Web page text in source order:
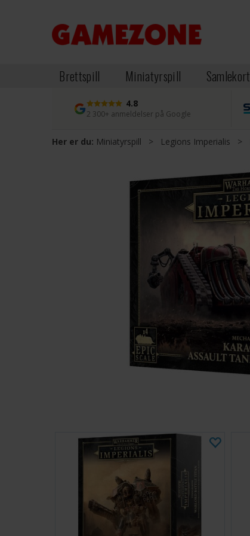
Brettspill Miniatyrspill Samlekort
4.8
2 300+ anmeldelser på Google
Her er du: Miniatyrspill > Legions Imperialis >